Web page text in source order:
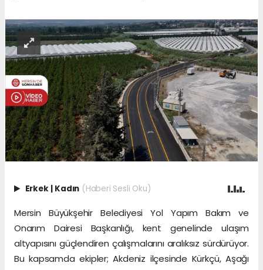
Erkek | Kadın (Haberi Sesli Oku)
Mersin Büyükşehir Belediyesi Yol Yapım Bakım ve
Onarım Dairesi Başkanlığı, kent genelinde ulaşım
altyapısını güçlendiren çalışmalarını aralıksız sürdürüyor.
Bu kapsamda ekipler; Akdeniz ilçesinde Kürkçü, Aşağı